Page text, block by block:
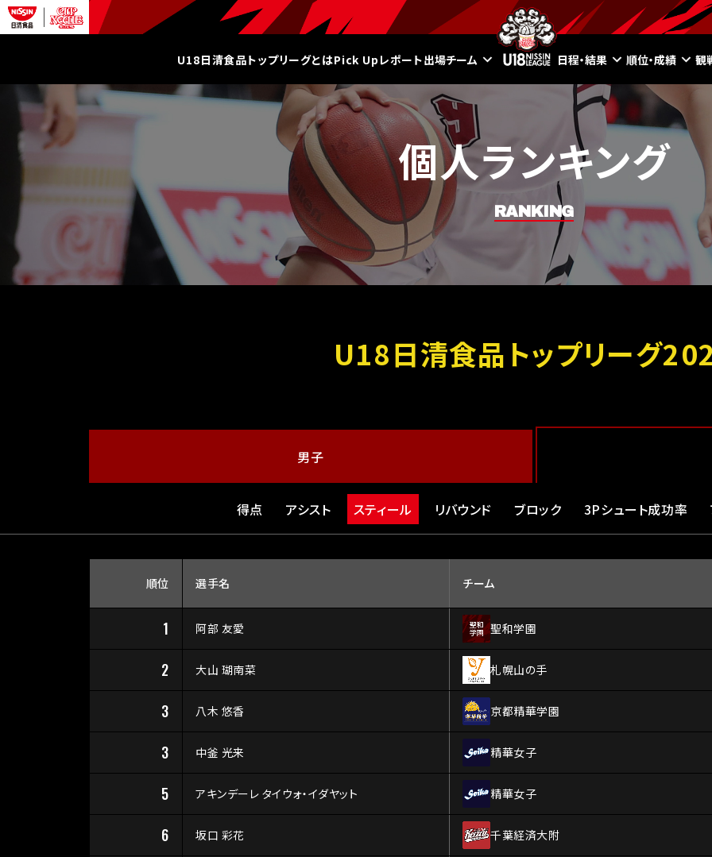
U18日清食品トップリーグとはPick Upレポート出場チーム 日程・結果 順位・成績 観
個人ランキング
RANKING
U18日清食品トップリーグ
男子
得点 アシスト スティール リバウンド ブロック 3Pシュート成功率
順位 選手名 チーム
1 阿部 友愛 聖和学園
2 大山 瑚南菜 札幌山の手
3 八木 悠香 京都精華学園
3 中釜 光来 精華女子
5 アキンデーレ タイウォ・イダヤット 精華女子
6 坂口 彩花 千葉経済大附